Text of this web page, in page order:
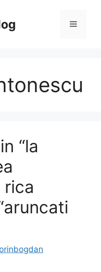
Menu
“la
rica